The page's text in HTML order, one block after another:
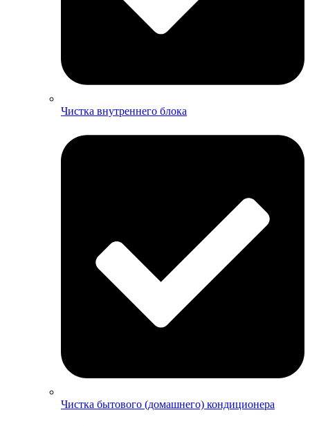
Чистка внутреннего блока
Чистка бытового (домашнего) кондиционера